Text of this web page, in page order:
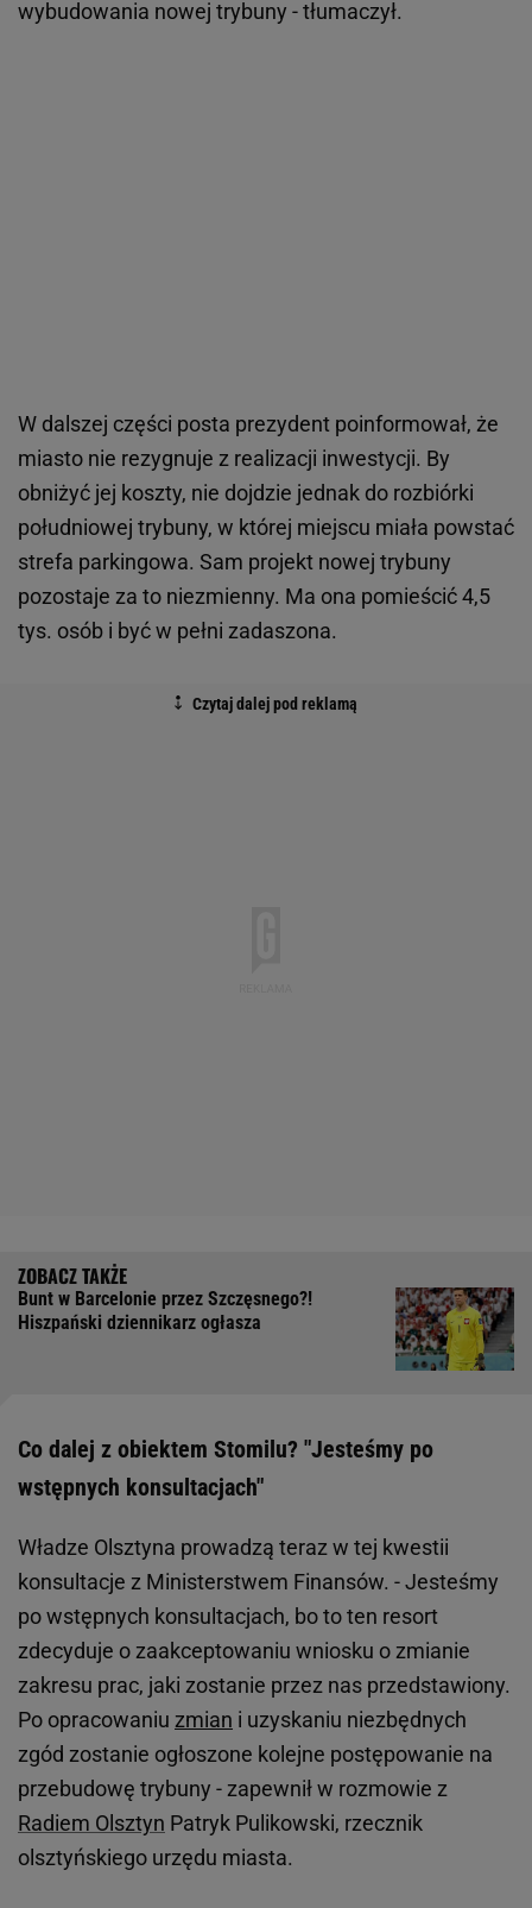
wybudowania nowej trybuny - tłumaczył.
W dalszej części posta prezydent poinformował, że
miasto nie rezygnuje z realizacji inwestycji. By
obniżyć jej koszty, nie dojdzie jednak do rozbiórki
południowej trybuny, w której miejscu miała powstać
strefa parkingowa. Sam projekt nowej trybuny
pozostaje za to niezmienny. Ma ona pomieścić 4,5
tys. osób i być w pełni zadaszona.
Bunt w Barcelonie przez Szczęsnego?!
Hiszpański dziennikarz ogłasza
Co dalej z obiektem Stomilu? "Jesteśmy po
wstępnych konsultacjach"
Władze Olsztyna prowadzą teraz w tej kwestii
konsultacje z Ministerstwem Finansów. - Jesteśmy
po wstępnych konsultacjach, bo to ten resort
zdecyduje o zaakceptowaniu wniosku o zmianie
zakresu prac, jaki zostanie przez nas przedstawiony.
Po opracowaniu zmian i uzyskaniu niezbędnych
zgód zostanie ogłoszone kolejne postępowanie na
przebudowę trybuny - zapewnił w rozmowie z
Radiem Olsztyn Patryk Pulikowski, rzecznik
olsztyńskiego urzędu miasta.